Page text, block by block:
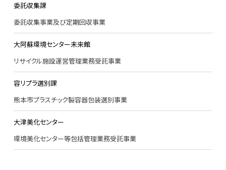
委託収集課
委託収集事業及び定期回収事業
大阿蘇環境センター未来館
リサイクル施設運営管理業務受託事業
容リプラ選別課
熊本市プラスチック製容器包装選別事業
大津美化センター
環境美化センター等包括管理業務受託事業